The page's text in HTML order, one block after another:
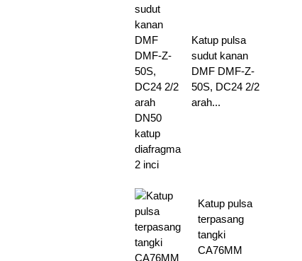
Katup pulsa
sudut kanan
DMF DMF-Z-
50S, DC24 2/2
arah...
Katup pulsa
terpasang
tangki
CA76MM